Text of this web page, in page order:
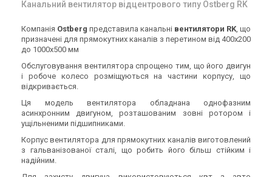
Купити Купити
Знятий з виробництва
Залишити відгук
Канальний вентилятор
Ціна
Купити
Канальний вентилятор відцентрового типу Ostberg RK
Компанія Ostberg представила канальні вентилятори RK, що
призначені для прямокутних каналів з перетином від 400х200
до 1000х500 мм
Обслуговування вентилятора спрощено тим, що його двигун
і робоче колесо розміщуються на частини корпусу, що
відкривається.
Ця модель вентилятора обладнана однофазним
асинхронним двигуном, розташованим зовні ротором і
ущільненими підшипниками.
Корпус вентилятора для прямокутних каналів виготовлений
з гальванізованої сталі, що робить його більш стійким і
надійним.